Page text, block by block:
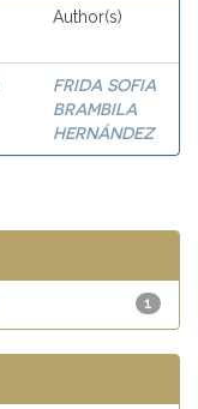
Author(s)
FRIDA SOFIA
BRAMBILA
HERNÁNDEZ
1